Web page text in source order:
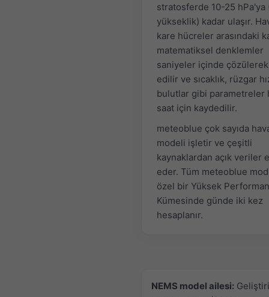
stratosferde 10-25 hPa'ya
yükseklik) kadar ulaşır.
kare hücreler arasındaki
matematiksel denklemler
saniyeler içinde
edilir ve sıcaklık, rüzgar
bulutlar gibi parametreler
saat için kaydedilir.
meteoblue çok sayıda
modeli işletir ve çeşitli
kaynaklardan açık veriler
eder. Tüm meteoblue
özel bir Yüksek
Kümesinde günde iki kez
hesaplanır.
NEMS model ailesi: